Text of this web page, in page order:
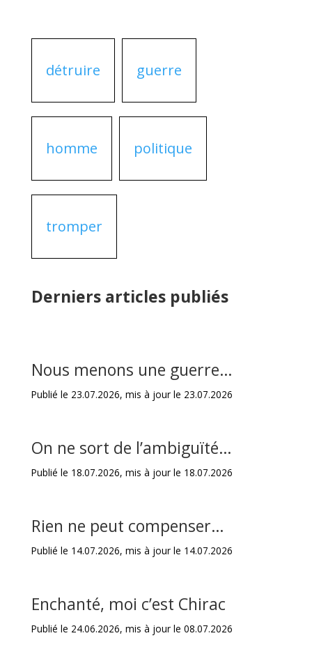
détruire guerre
homme politique
tromper
Derniers articles publiés
Nous menons une guerre…
Publié le 23.07.2026, mis à jour le 23.07.2026
On ne sort de l’ambiguïté…
Publié le 18.07.2026, mis à jour le 18.07.2026
Rien ne peut compenser…
Publié le 14.07.2026, mis à jour le 14.07.2026
Enchanté, moi c’est Chirac
Publié le 24.06.2026, mis à jour le 08.07.2026